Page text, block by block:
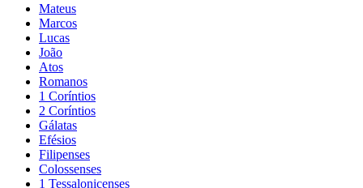
Mateus
Marcos
Lucas
João
Atos
Romanos
1 Coríntios
2 Coríntios
Gálatas
Efésios
Filipenses
Colossenses
1 Tessalonicenses